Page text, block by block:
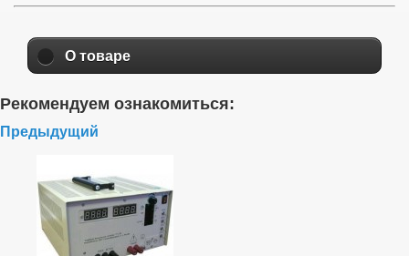
О товаре
Рекомендуем ознакомиться:
Предыдущий